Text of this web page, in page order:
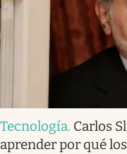
Tecnología. Carlos
aprender por qué